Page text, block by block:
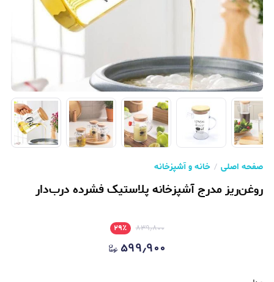
صفحه اصلی خانه و آشپزخانه
روغن‌ریز مدرج آشپزخانه پلاستیک فشرده درب‌دار
۸۳۹٫۸۰۰ ۲۹٪
۵۹۹٫۹۰۰